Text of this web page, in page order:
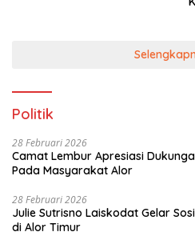
Politik
28 Februari 2026
Camat Lembur Apresiasi
Pada Masyarakat Alor
28 Februari 2026
Julie Sutrisno Laiskodat Gelar
di Alor Timur